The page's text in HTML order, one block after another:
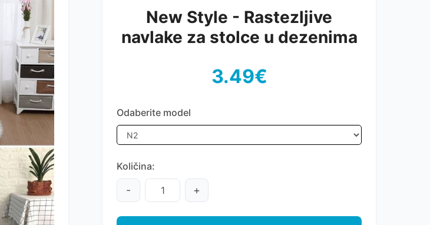
New Style - Rastezljive
navlake za stolce u dezenima
3.49€
Odaberite model
Količina:
- +